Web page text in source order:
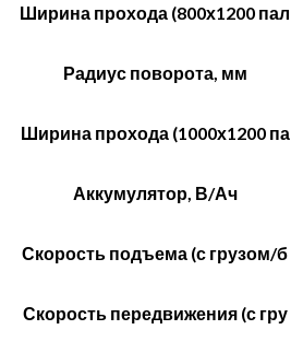
Ширина прохода (800х1200 пал
Радиус поворота, мм
Ширина прохода (1000х1200 па
Аккумулятор, В/Ач
Скорость подъема (с грузом/б
Скорость передвижения (с гру